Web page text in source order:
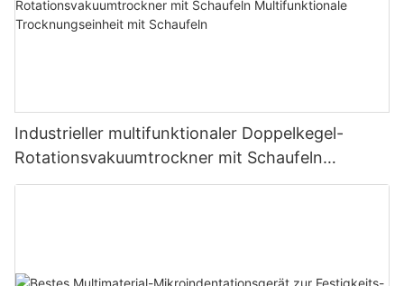
Industrieller multifunktionaler Doppelkegel-
Rotationsvakuumtrockner mit Schaufeln
Multifunktionale Trocknungseinheit mit